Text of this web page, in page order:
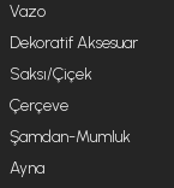
Vazo
Dekoratif Aksesuar
Saksı/Çiçek
Çerçeve
Şamdan-Mumluk
Ayna